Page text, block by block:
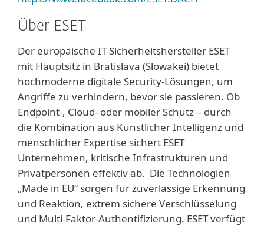
Über ESET
Der europäische IT-Sicherheitshersteller ESET
mit Hauptsitz in Bratislava (Slowakei) bietet
hochmoderne digitale Security-Lösungen, um
Angriffe zu verhindern, bevor sie passieren. Ob
Endpoint-, Cloud- oder mobiler Schutz – durch
die Kombination aus Künstlicher Intelligenz und
menschlicher Expertise sichert ESET
Unternehmen, kritische Infrastrukturen und
Privatpersonen effektiv ab. Die Technologien
„Made in EU“ sorgen für zuverlässige Erkennung
und Reaktion, extrem sichere Verschlüsselung
und Multi-Faktor-Authentifizierung. ESET verfügt